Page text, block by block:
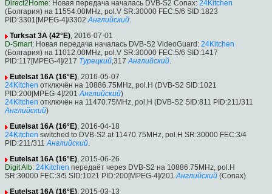
Direct2Home: Новая передача началась DVB-S2 Conax: 24Kitchen
(Болгария) на 11554.00MHz, pol.V SR:30000 FEC:5/6 SID:1823
PID:3301[MPEG-4]/3302 Английский.
Turksat 3A (42°E), 2016-07-01
D-Smart: Новая передача началась DVB-S2 VideoGuard: 24Kitchen
(Болгария) на 11012.00MHz, pol.V SR:30000 FEC:5/6 SID:1417
PID:117[MPEG-4]/217 Турецкий,317 Английский.
Eutelsat 16A (16°E), 2016-05-07
24Kitchen отключён на 10886.75MHz, pol.H (DVB-S2 SID:1021
PID:200[MPEG-4]/201 Английский)
24Kitchen отключён на 11470.75MHz, pol.H (DVB-S2 SID:811 PID:211/311
Английский)
Eutelsat 16A (16°E), 2016-04-18
24Kitchen switched to DVB-S2 at 11470.75MHz, pol.H SR:30000 FEC:3/4
PID:211/311 Английский.
Eutelsat 16A (16°E), 2015-06-26
Digit Alb: 24Kitchen передаёт через DVB-S2 на 10886.75MHz, pol.H
SR:30000 FEC:3/5 SID:1021 PID:200[MPEG-4]/201 Английский (Conax).
Eutelsat 16A (16°E), 2015-03-13